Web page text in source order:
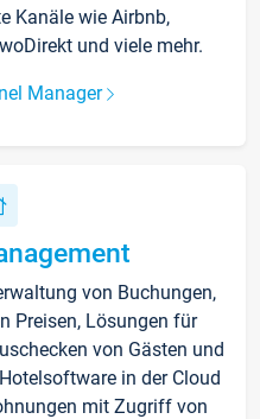
Kanäle wie Airbnb,
und viele mehr.
Manager
von Buchungen,
Preisen, Lösungen für
von Gästen und
in der Cloud
mit Zugriff von